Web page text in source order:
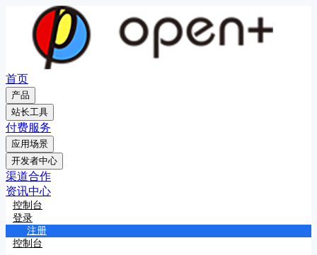
首页
产品
站长工具
付费服务
应用场景
开发者中心
渠道合作
资讯中心
控制台
登录
注册
控制台